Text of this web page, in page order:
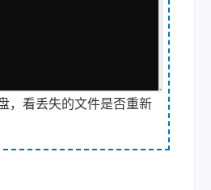
，看丢失的文件是否重新